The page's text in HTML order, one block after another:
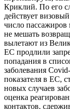
Криклий. По его
действует
число
не мешать
вылетают из
ЕС продлили
попадания в
заболевания
показателя в ЕС,
новых случаев
оценка
контактов,